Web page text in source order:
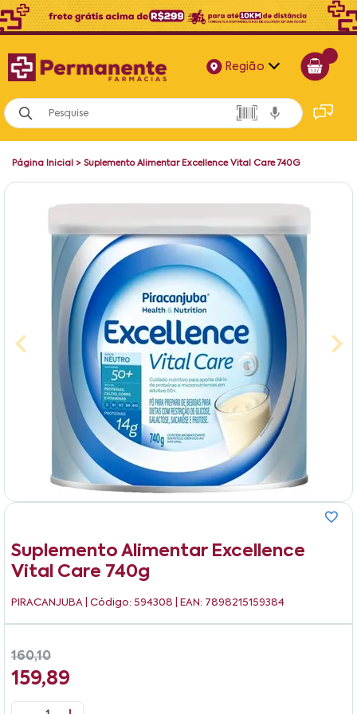
Região
Alagoas
Bahia
Pernambuco
Página Inicial > Suplemento Alimentar Excellence Vital Care 740G
Suplemento Alimentar Excellence
Vital Care 740g
PIRACANJUBA | Código: 594308 | EAN: 7898215159384
160,10
159,89